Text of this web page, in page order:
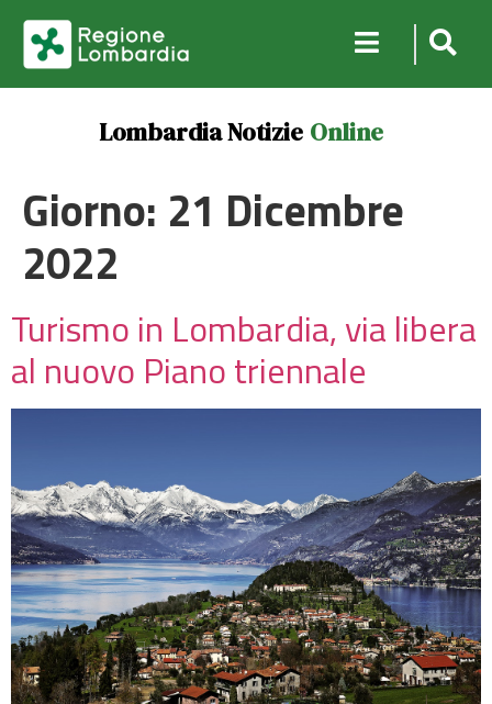
Lombardia Notizie Online
Giorno: 21 Dicembre
2022
Turismo in Lombardia, via libera
al nuovo Piano triennale